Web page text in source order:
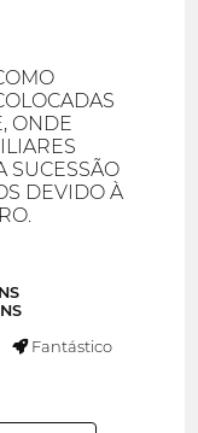
ONDE
SUCESSÃO
DEVIDO À
Fantástico